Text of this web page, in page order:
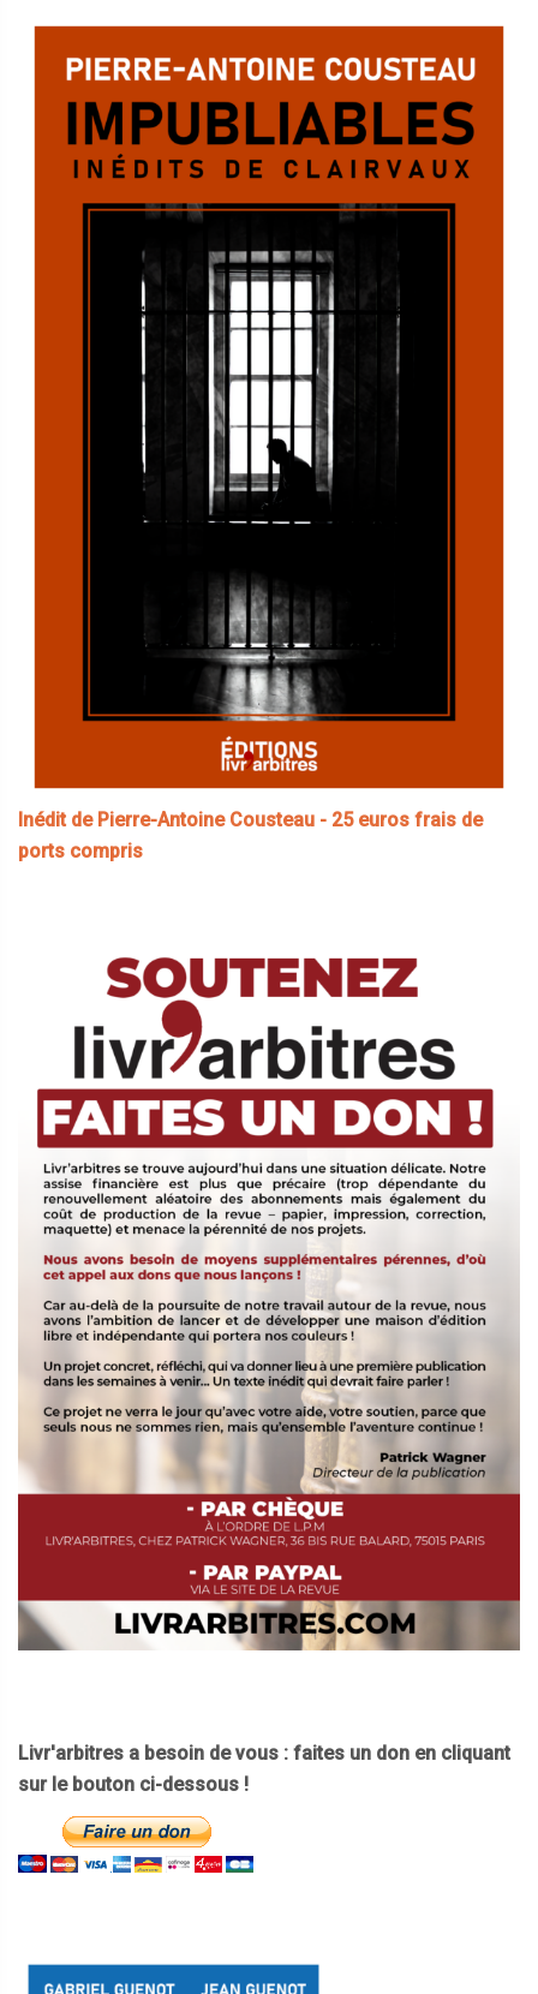
Inédit de Pierre-Antoine Cousteau - 25 euros frais de
ports compris
Livr'arbitres a besoin de vous : faites un don en cliquant
sur le bouton ci-dessous !